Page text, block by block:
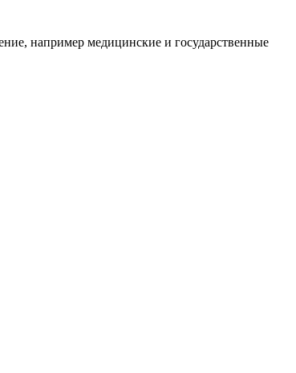
например медицинские и государственные